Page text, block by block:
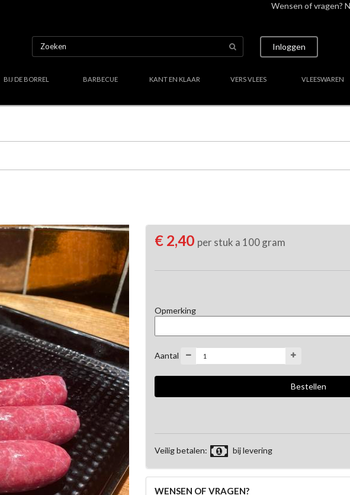
Wensen of vragen?
Inloggen
BIJ DE BORREL BARBECUE KANT EN KLAAR VERS VLEES VLEESWAREN
€ 2,40 per stuk a 100 gram
Opmerking
Aantal
Veilig betalen: bij levering
WENSEN OF VRAGEN?